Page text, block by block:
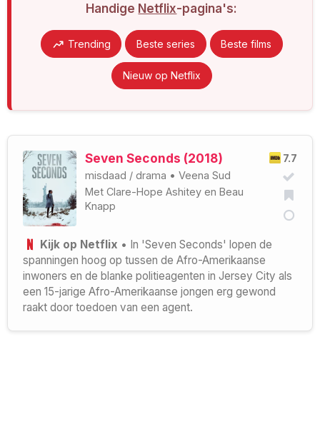
Handige Netflix-pagina's:
Trending Beste series Beste films
Nieuw op Netflix
7.7
Seven Seconds (2018)
misdaad / drama • Veena Sud
Met Clare-Hope Ashitey en Beau
Knapp
Kijk op Netflix • In 'Seven Seconds' lopen de
spanningen hoog op tussen de Afro-Amerikaanse
inwoners en de blanke politieagenten in Jersey City als
een 15-jarige Afro-Amerikaanse jongen erg gewond
raakt door toedoen van een agent.